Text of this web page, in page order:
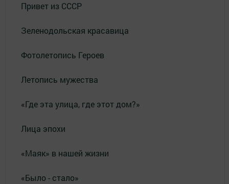
Привет из СССР
Зеленодольская красавица
Фотолетопись Героев
Летопись мужества
«Где эта улица, где этот дом?»
Лица эпохи
«Маяк» в нашей жизни
«Было - стало»